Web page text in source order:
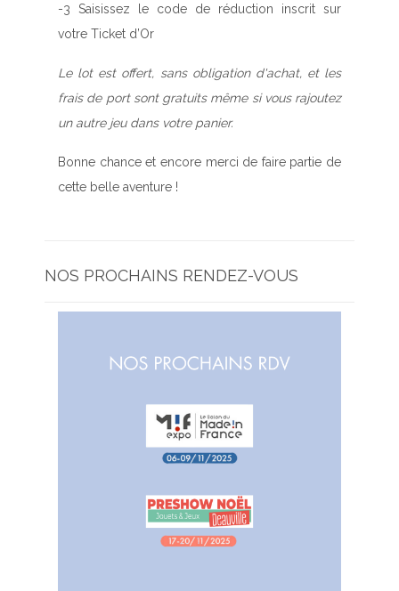
-3 Saisissez le code de réduction inscrit sur
votre Ticket d’Or
Le lot est offert, sans obligation d'achat, et les
frais de port sont gratuits même si vous rajoutez
un autre jeu dans votre panier.
Bonne chance et encore merci de faire partie de
cette belle aventure !
NOS PROCHAINS RENDEZ-VOUS